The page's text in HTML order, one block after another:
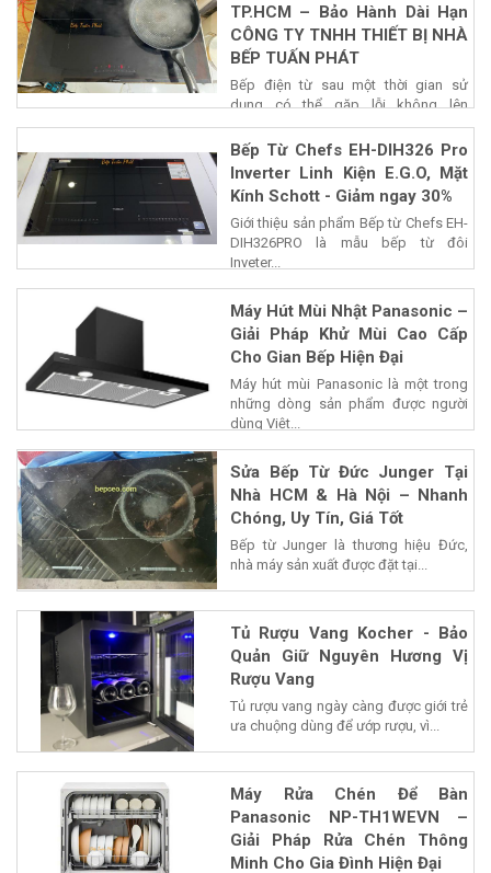
TP.HCM – Bảo Hành Dài Hạn
CÔNG TY TNHH THIẾT BỊ NHÀ
BẾP TUẤN PHÁT
Bếp điện từ sau một thời gian sử
dụng có thể gặp lỗi không lên
nguồn,...
Bếp Từ Chefs EH-DIH326 Pro
Inverter Linh Kiện E.G.O, Mặt
Kính Schott - Giảm ngay 30%
Giới thiệu sản phẩm Bếp từ Chefs EH-
DIH326PRO là mẫu bếp từ đôi
Inveter...
Máy Hút Mùi Nhật Panasonic –
Giải Pháp Khử Mùi Cao Cấp
Cho Gian Bếp Hiện Đại
Máy hút mùi Panasonic là một trong
những dòng sản phẩm được người
dùng Việt...
Sửa Bếp Từ Đức Junger Tại
Nhà HCM & Hà Nội – Nhanh
Chóng, Uy Tín, Giá Tốt
Bếp từ Junger là thương hiệu Đức,
nhà máy sản xuất được đặt tại...
Tủ Rượu Vang Kocher - Bảo
Quản Giữ Nguyên Hương Vị
Rượu Vang
Tủ rượu vang ngày càng được giới trẻ
ưa chuộng dùng để ướp rượu, vì...
Máy Rửa Chén Để Bàn
Panasonic NP-TH1WEVN –
Giải Pháp Rửa Chén Thông
Minh Cho Gia Đình Hiện Đại